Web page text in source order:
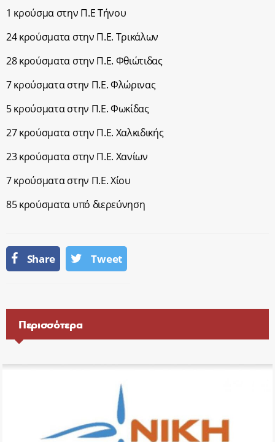
1 κρούσμα στην Π.Ε Τήνου
24 κρούσματα στην Π.Ε. Τρικάλων
28 κρούσματα στην Π.Ε. Φθιώτιδας
7 κρούσματα στην Π.Ε. Φλώρινας
5 κρούσματα στην Π.Ε. Φωκίδας
27 κρούσματα στην Π.Ε. Χαλκιδικής
23 κρούσματα στην Π.Ε. Χανίων
7 κρούσματα στην Π.Ε. Χίου
85 κρούσματα υπό διερεύνηση
Share Tweet
Περισσότερα